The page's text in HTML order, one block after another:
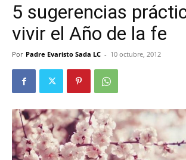
5 sugerencias
vivir el Año de la fe
Por Padre Evaristo Sada LC - 10 octubre, 2012